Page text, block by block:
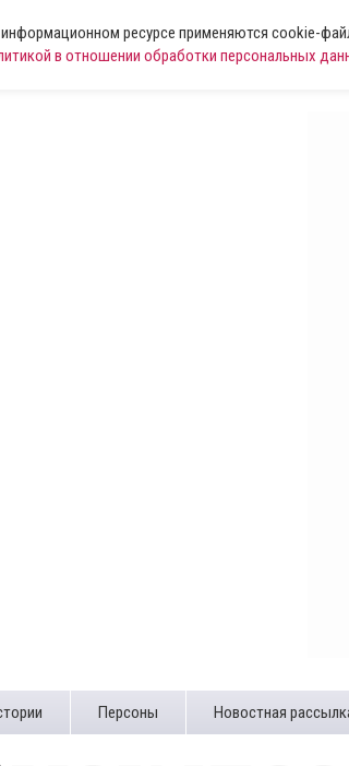
ресурсе применяются cookie-
в отношении обработки персональных
Персоны Новостная